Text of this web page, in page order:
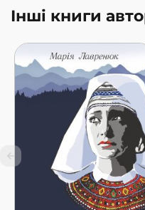
Інші книги